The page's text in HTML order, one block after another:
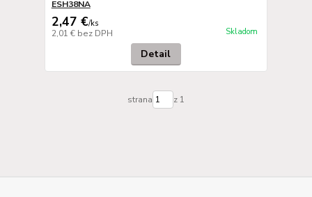
ESH38NA
2,47 €/ks
2,01 € bez DPH Skladom
Detail
strana z 1